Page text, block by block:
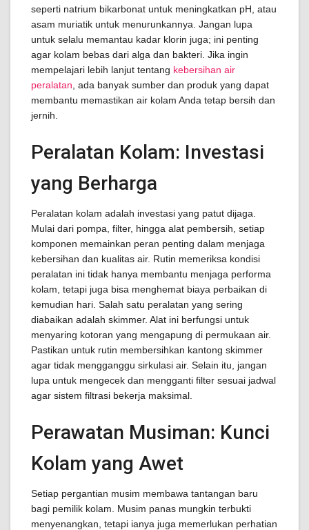
seperti natrium bikarbonat untuk meningkatkan pH, atau
asam muriatik untuk menurunkannya. Jangan lupa
untuk selalu memantau kadar klorin juga; ini penting
agar kolam bebas dari alga dan bakteri. Jika ingin
mempelajari lebih lanjut tentang kebersihan air
peralatan , ada banyak sumber dan produk yang dapat
membantu memastikan air kolam Anda tetap bersih dan
jernih.
Peralatan Kolam: Investasi
yang Berharga
Peralatan kolam adalah investasi yang patut dijaga.
Mulai dari pompa, filter, hingga alat pembersih, setiap
komponen memainkan peran penting dalam menjaga
kebersihan dan kualitas air. Rutin memeriksa kondisi
peralatan ini tidak hanya membantu menjaga performa
kolam, tetapi juga bisa menghemat biaya perbaikan di
kemudian hari. Salah satu peralatan yang sering
diabaikan adalah skimmer. Alat ini berfungsi untuk
menyaring kotoran yang mengapung di permukaan air.
Pastikan untuk rutin membersihkan kantong skimmer
agar tidak mengganggu sirkulasi air. Selain itu, jangan
lupa untuk mengecek dan mengganti filter sesuai jadwal
agar sistem filtrasi bekerja maksimal.
Perawatan Musiman: Kunci
Kolam yang Awet
Setiap pergantian musim membawa tantangan baru
bagi pemilik kolam. Musim panas mungkin terbukti
menyenangkan, tetapi ianya juga memerlukan perhatian